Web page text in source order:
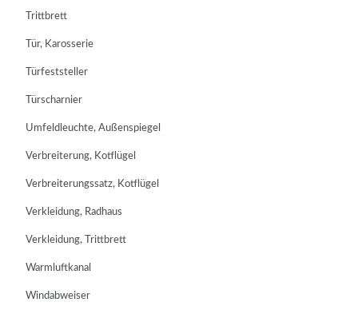
Trittbrett
Tür, Karosserie
Türfeststeller
Türscharnier
Umfeldleuchte, Außenspiegel
Verbreiterung, Kotflügel
Verbreiterungssatz, Kotflügel
Verkleidung, Radhaus
Verkleidung, Trittbrett
Warmluftkanal
Windabweiser